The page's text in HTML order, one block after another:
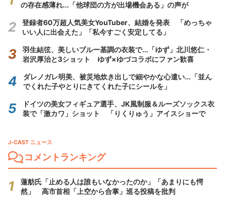
の存在感薄れ...「他球団の方が出場機会ある」の声が
登録者60万超人気美女YouTuber、結婚を発表 「めっちゃ
いい人に出会えた」「私今すごく安定してる」
羽生結弦、美しいブルー基調の衣装で...「ゆず」北川悠仁・
岩沢厚治と3ショット ゆず×ゆづコラボにファン歓喜
ダレノガレ明美、被災地炊き出しで細やかな心遣い...「並ん
でくれた子やとりにきてくれた子にシールを」
ドイツの美女フィギュア選手、JK風制服＆ルーズソックス衣
装で「激カワ」ショット 「りくりゅう」アイスショーで
J-CAST ニュース
コメントランキング
蓮舫氏「止める人は誰もいなかったのか」「あまりにも愕
然」 高市首相「上空から合掌」巡る投稿を批判